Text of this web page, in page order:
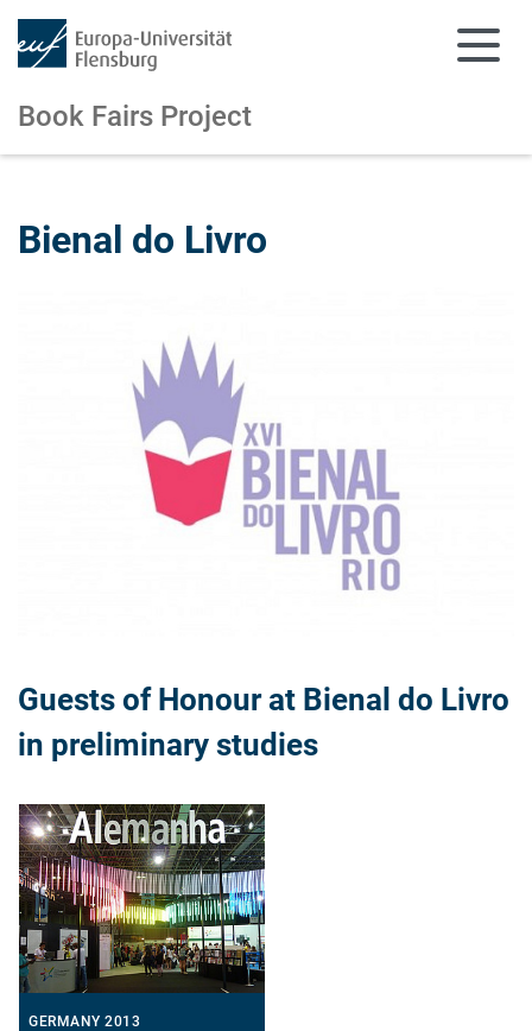
Book Fairs Project
Bienal do Livro
Guests of Honour at Bienal do Livro
in preliminary studies
GERMANY 2013